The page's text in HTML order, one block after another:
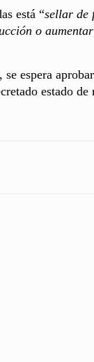
está “sellar de
o
espera
estado